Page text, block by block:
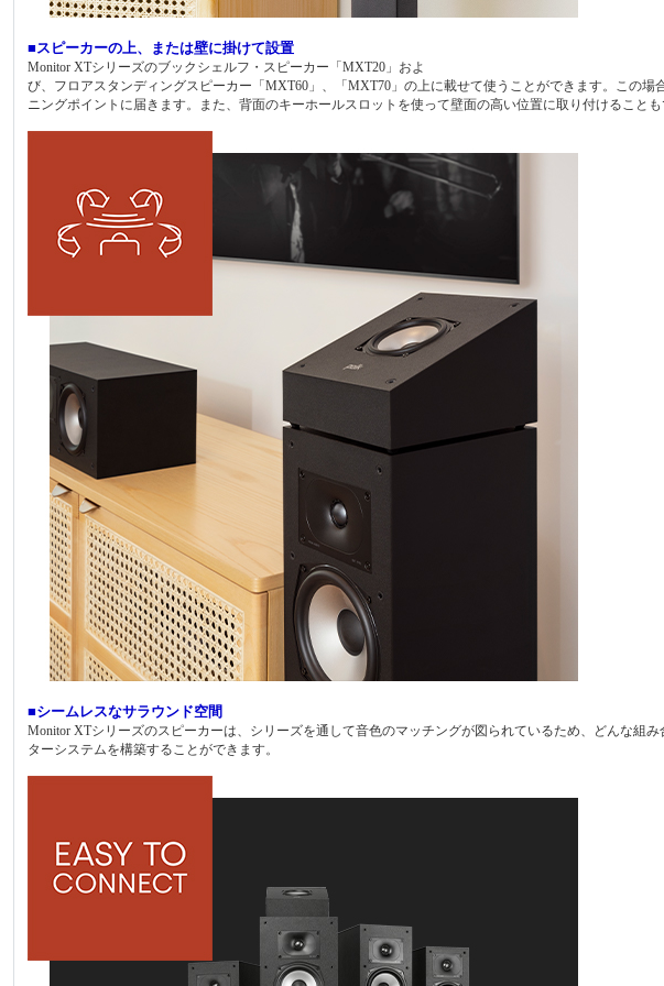
■スピーカーの上、または壁に掛けて設置
Monitor XTシリーズのブックシェルフ・スピーカー「MXT20」およ
び、フロアスタンディングスピーカー「MXT60」、「MXT70」の上に載せて使うことができます。この
ニングポイントに届きます。また、背面のキーホールスロットを使って壁面の高い位置に取り付けることも
■シームレスなサラウンド空間
Monitor XTシリーズのスピーカーは、シリーズを通して音色のマッチングが図られているため、どんな組
ターシステムを構築することができます。